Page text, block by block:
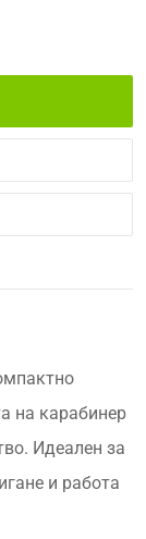
на карабинер
Идеален за
и работа